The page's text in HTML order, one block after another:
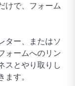
けで、フォーム
ター、またはソ
ォームへのリン
スとやり取りし
す。